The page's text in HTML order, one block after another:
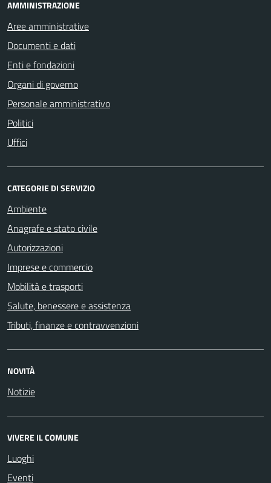
AMMINISTRAZIONE
Aree amministrative
Documenti e dati
Enti e fondazioni
Organi di governo
Personale amministrativo
Politici
Uffici
CATEGORIE DI SERVIZIO
Ambiente
Anagrafe e stato civile
Autorizzazioni
Imprese e commercio
Mobilità e trasporti
Salute, benessere e assistenza
Tributi, finanze e contravvenzioni
NOVITÀ
Notizie
VIVERE IL COMUNE
Luoghi
Eventi